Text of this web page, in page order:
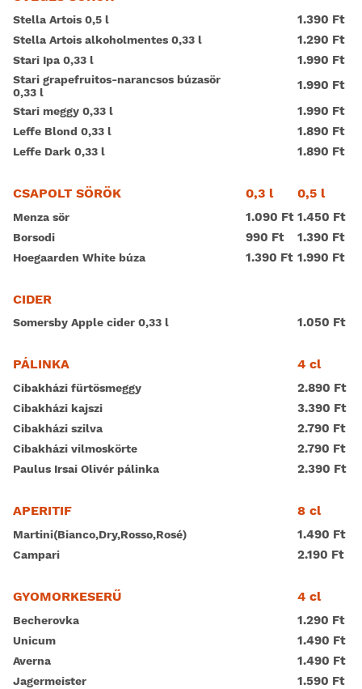
Stella Artois 0,5 l 1.390 Ft
Stella Artois alkoholmentes 0,33 l 1.290 Ft
Stari Ipa 0,33 l 1.990 Ft
Stari grapefruitos-narancsos búzasör
0,33 l
1.990 Ft
Stari meggy 0,33 l 1.990 Ft
Leffe Blond 0,33 l 1.890 Ft
Leffe Dark 0,33 l 1.890 Ft
CSAPOLT SÖRÖK 0,3 l 0,5 l
Menza sör 1.090 Ft 1.450 Ft
Borsodi 990 Ft 1.390 Ft
Hoegaarden White búza 1.390 Ft 1.990 Ft
CIDER
Somersby Apple cider 0,33 l 1.050 Ft
PÁLINKA 4 cl
Cibakházi fürtösmeggy 2.890 Ft
Cibakházi kajszi 3.390 Ft
Cibakházi szilva 2.790 Ft
Cibakházi vilmoskörte 2.790 Ft
Paulus Irsai Olivér pálinka 2.390 Ft
APERITIF 8 cl
Martini(Bianco,Dry,Rosso,Rosé) 1.490 Ft
Campari 2.190 Ft
GYOMORKESERŰ 4 cl
Becherovka 1.290 Ft
Unicum 1.490 Ft
Averna 1.490 Ft
Jagermeister 1.590 Ft